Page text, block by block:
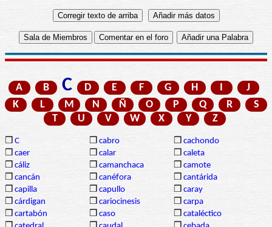
A B C D E F G H I
J
K
L M N Ñ O P Q R
S
T
U V W X Y Z
❒ C ❒ cabro ❒ cachondo
❒ caer ❒ calar ❒ caleta
❒ cáliz ❒ camanchaca ❒ camote
❒ cancán ❒ canéfora ❒ cantárida
❒ capilla ❒ capullo ❒ caray
❒ cárdigan ❒ cariocinesis ❒ carpa
❒ cartabón ❒ caso ❒ cataléctico